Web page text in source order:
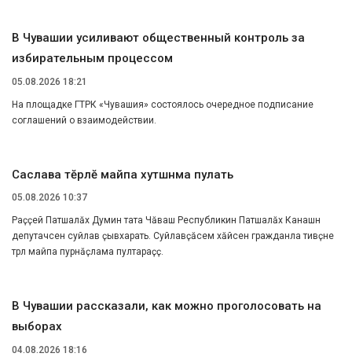
В Чувашии усиливают общественный контроль за
избирательным процессом
05.08.2026 18:21
На площадке ГТРК «Чувашия» состоялось очередное подписание
соглашений о взаимодействии.
Сасӑлава тӗрлӗ майпа хутшӑнма пулать
05.08.2026 10:37
Раҫҫей Патшалӑх Думин тата Чӑваш Республикин Патшалӑх Канашӗн
депутачӗсен суйлавӗ ҫывхарать. Суйлавҫӑсем хӑйсен гражданла тивӗҫне
тӗрлӗ майпа пурнӑҫлама пултараҫҫӗ.
В Чувашии рассказали, как можно проголосовать на
выборах
04.08.2026 18:16